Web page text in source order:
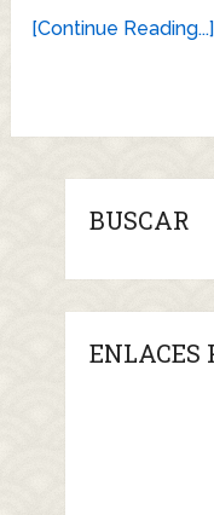
[Continue Reading...]
BUSCAR
ENLACES